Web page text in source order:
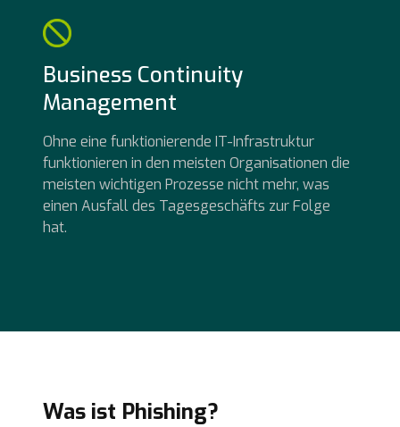
Business Continuity
Management
Ohne eine funktionierende IT-Infrastruktur
funktionieren in den meisten Organisationen die
meisten wichtigen Prozesse nicht mehr, was
einen Ausfall des Tagesgeschäfts zur Folge
hat.
Was ist Phishing?